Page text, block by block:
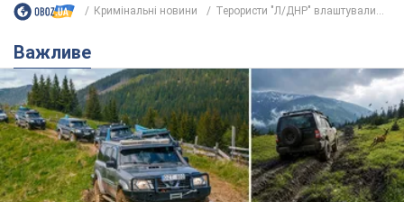
Кримінальні новини Терористи "Л/ДНР" влаштували...
Важливе